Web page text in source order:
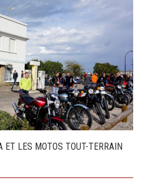
LES MOTOS TOUT-TERRAIN